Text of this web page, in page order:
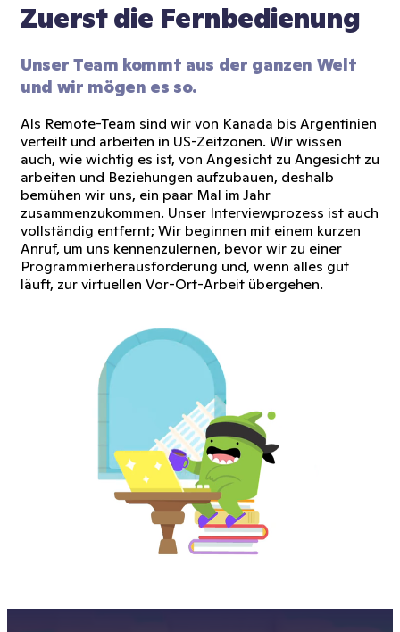
Zuerst die Fernbedienung
Unser Team kommt aus der ganzen Welt
und wir mögen es so.
Als Remote-Team sind wir von Kanada bis Argentinien
verteilt und arbeiten in US-Zeitzonen. Wir wissen
auch, wie wichtig es ist, von Angesicht zu Angesicht zu
arbeiten und Beziehungen aufzubauen, deshalb
bemühen wir uns, ein paar Mal im Jahr
zusammenzukommen. Unser Interviewprozess ist auch
vollständig entfernt; Wir beginnen mit einem kurzen
Anruf, um uns kennenzulernen, bevor wir zu einer
Programmierherausforderung und, wenn alles gut
läuft, zur virtuellen Vor-Ort-Arbeit übergehen.